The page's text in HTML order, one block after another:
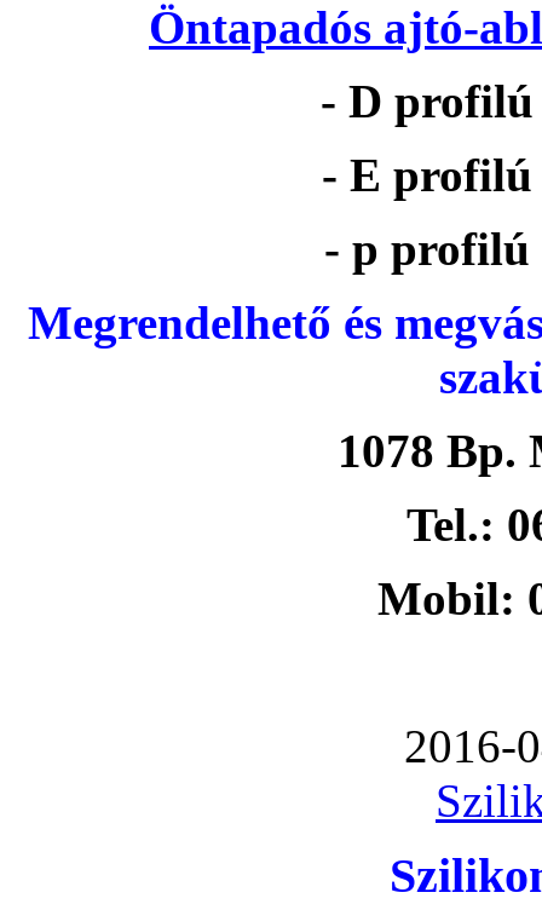
Öntapadós ajtó-
- D profilú
- E profilú
- p profilú
Megrendelhető és
1078 Bp.
Tel.:
Mobil:
2016-